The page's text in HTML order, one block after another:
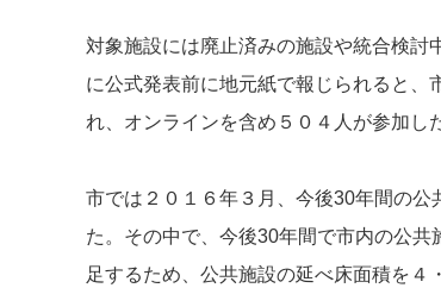
対象施設には廃止済みの施設や統合検討
に公式発表前に地元紙で報じられると、
れ、オンラインを含め５０４人が参加し
市では２０１６年３月、今後30年間の
た。その中で、今後30年間で市内の公
足するため、公共施設の延べ床面積を４